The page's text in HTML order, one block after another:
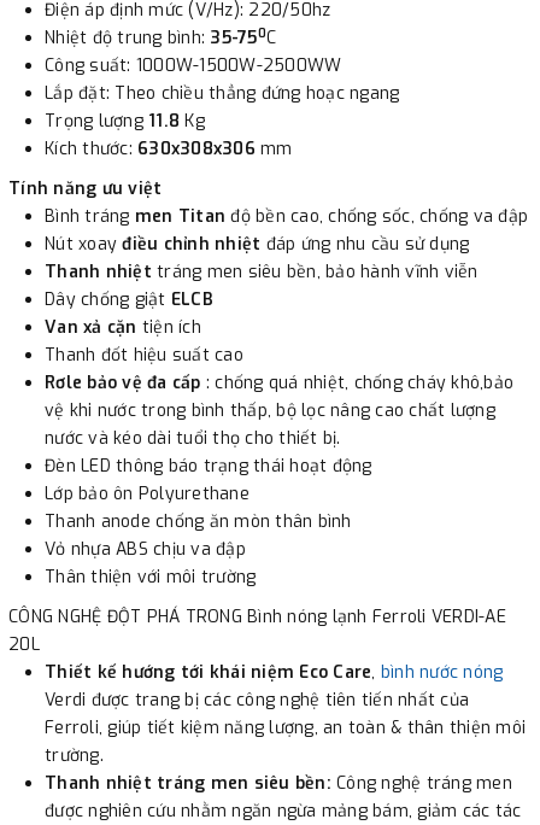
chuyển theo cước phí tính trong chính sách vận chuyển
bằng phương thức chuyển khoản trước khi giao hàng.
- Sau khi có thông tin xác thực đã chuyển tiền của quý
khách, chúng tôi sẽ thực hiện đơn hàng theo yêu cầu.
Điện áp định mức (V/Hz): 220/50hz
Nhiệt độ trung bình: 35-750C
Công suất: 1000W-1500W-2500WW
Lắp đặt: Theo chiều thẳng đứng hoạc ngang
Trọng lượng 11.8 Kg
Kích thước: 630x308x306 mm
Tính năng ưu việt
Bình tráng men Titan độ bền cao, chống sốc, chống va đập
Nút xoayđiều chỉnh nhiệt đáp ứng nhu cầu sử dụng
Thanh nhiệt tráng men siêu bền, bảo hành vĩnh viễn
Dây chống giật ELCB
Van xả cặn tiện ích
Thanh đốt hiệu suất cao
Rơle bảo vệ đa cấp : chống quá nhiệt, chống cháy khô,bảo
vệ khi nước trong bình thấp, bộ lọc nâng cao chất lượng
nước và kéo dài tuổi thọ cho thiết bị.
Đèn LED thông báo trạng thái hoạt động
Lớp bảo ôn Polyurethane
Thanh anode chống ăn mòn thân bình
Vỏ nhựa ABS chịu va đập
Thân thiện với môi trường
CÔNG NGHỆ ĐỘT PHÁ TRONG Bình nóng lạnh Ferroli VERDI-AE
20L
Thiết kế hướng tới khái niệm Eco Care, bình nước nóng
Verdi được trang bị các công nghệ tiên tiến nhất của
Ferroli, giúp tiết kiệm năng lượng, an toàn & thân thiện môi
trường.
Thanh nhiệt tráng men siêu bền: Công nghệ tráng men
được nghiên cứu nhằm ngăn ngừa mảng bám, giảm các tác